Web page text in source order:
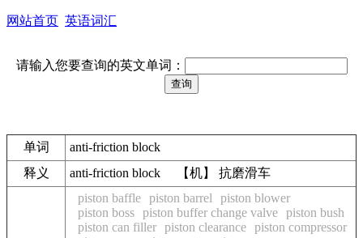
网站首页 英语词汇
请输入您要查询的英文单词：
单词
anti-friction block
释义
anti-friction block 【机】 抗磨滑车
piston baffle piston barrel
piston blower
piston boss piston buffer change valve piston bush
piston can filler piston clearance piston compressor